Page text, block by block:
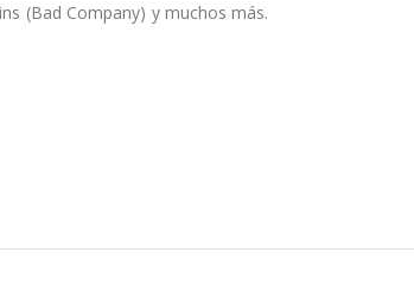
(Bad Company) y muchos más.